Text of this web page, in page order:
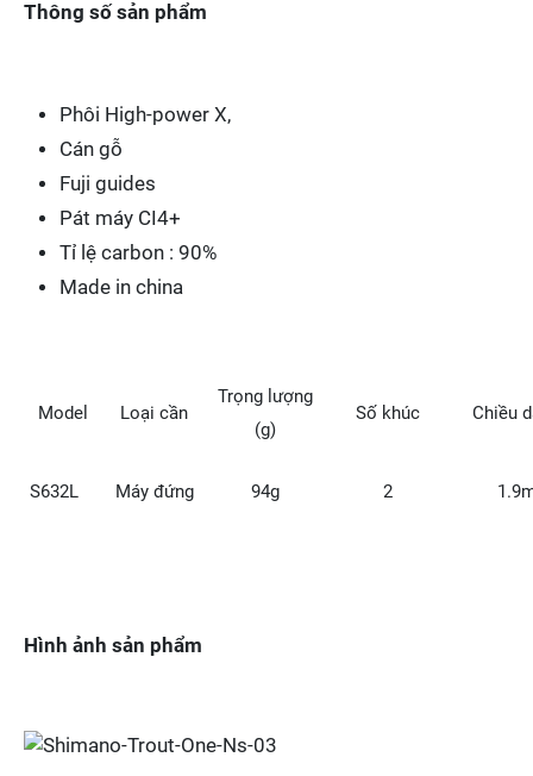
Thông số sản phẩm
Phôi High-power X,
Cán gỗ
Fuji guides
Pát máy CI4+
Tỉ lệ carbon : 90%
Made in china
Model Loại cần
Trọng lượng
(g)
Số khúc Chiều
S632L Máy đứng 94g 2
Hình ảnh sản phẩm